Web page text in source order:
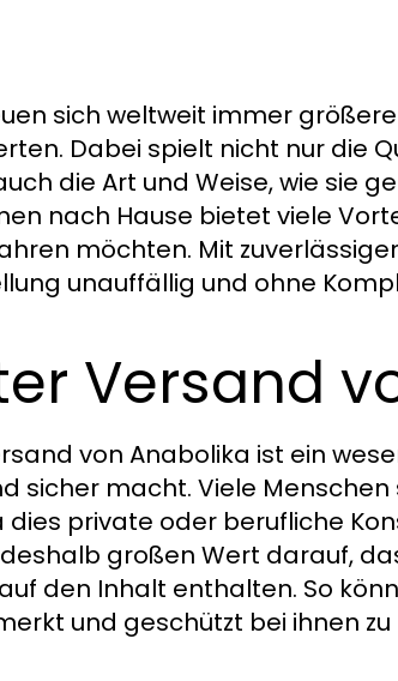
sich weltweit immer
Dabei spielt nicht nur die
die Art und Weise, wie sie
nach Hause bietet viele
möchten. Mit
unauffällig und ohne
Versand
von Anabolika ist ein
sicher macht. Viele
dies private oder berufliche
großen Wert darauf,
den Inhalt enthalten. So
und geschützt bei ihnen